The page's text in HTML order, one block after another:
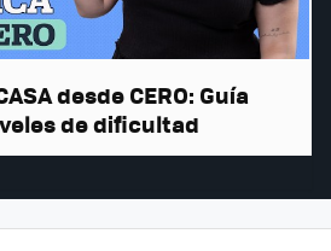
desde CERO: Guía
de dificultad